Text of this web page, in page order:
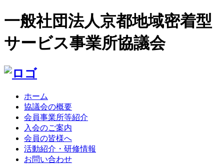
一般社団法人京都地域密着型
サービス事業所協議会
ホーム
協議会の概要
会員事業所等紹介
入会のご案内
会員の皆様へ
活動紹介・研修情報
お問い合わせ